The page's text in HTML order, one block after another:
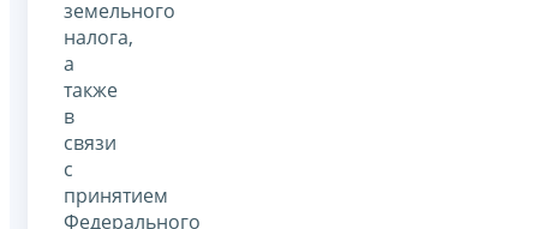
земельного
налога,
а
также
в
связи
с
принятием
Федерального